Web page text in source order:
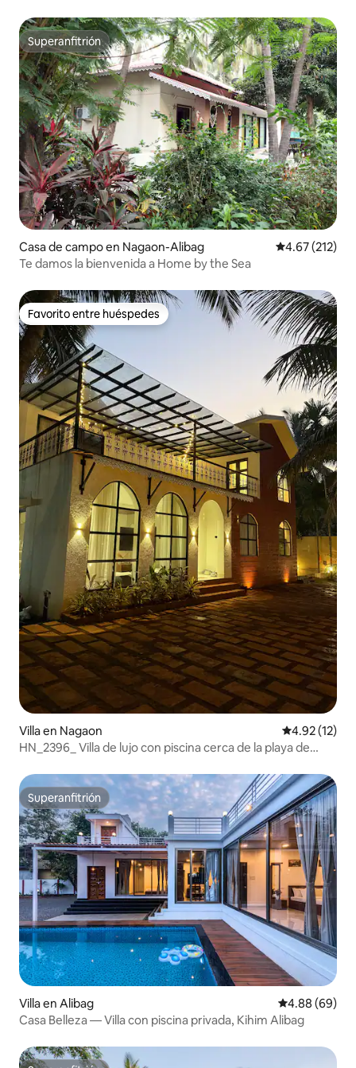
Superanfitrión
Superanfitrión
Casa de campo en Nagaon-Alibag Calificación
4.67 (212)
Te damos la bienvenida a Home by the Sea
Favorito entre huéspedes
Favorito entre huéspedes
Villa en Nagaon Calificación
4.92 (12)
HN_2396_ Villa de lujo con piscina cerca de la playa de
Superanfitrión
Superanfitrión
Villa en Alibag Calificación
4.88 (69)
Casa Belleza — Villa con piscina privada, Kihim Alibag